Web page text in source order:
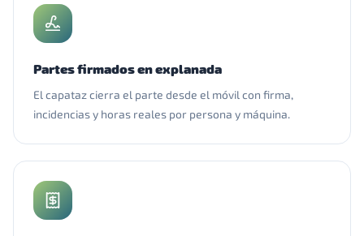
Partes firmados en explanada
El capataz cierra el parte desde el móvil con firma,
incidencias y horas reales por persona y máquina.